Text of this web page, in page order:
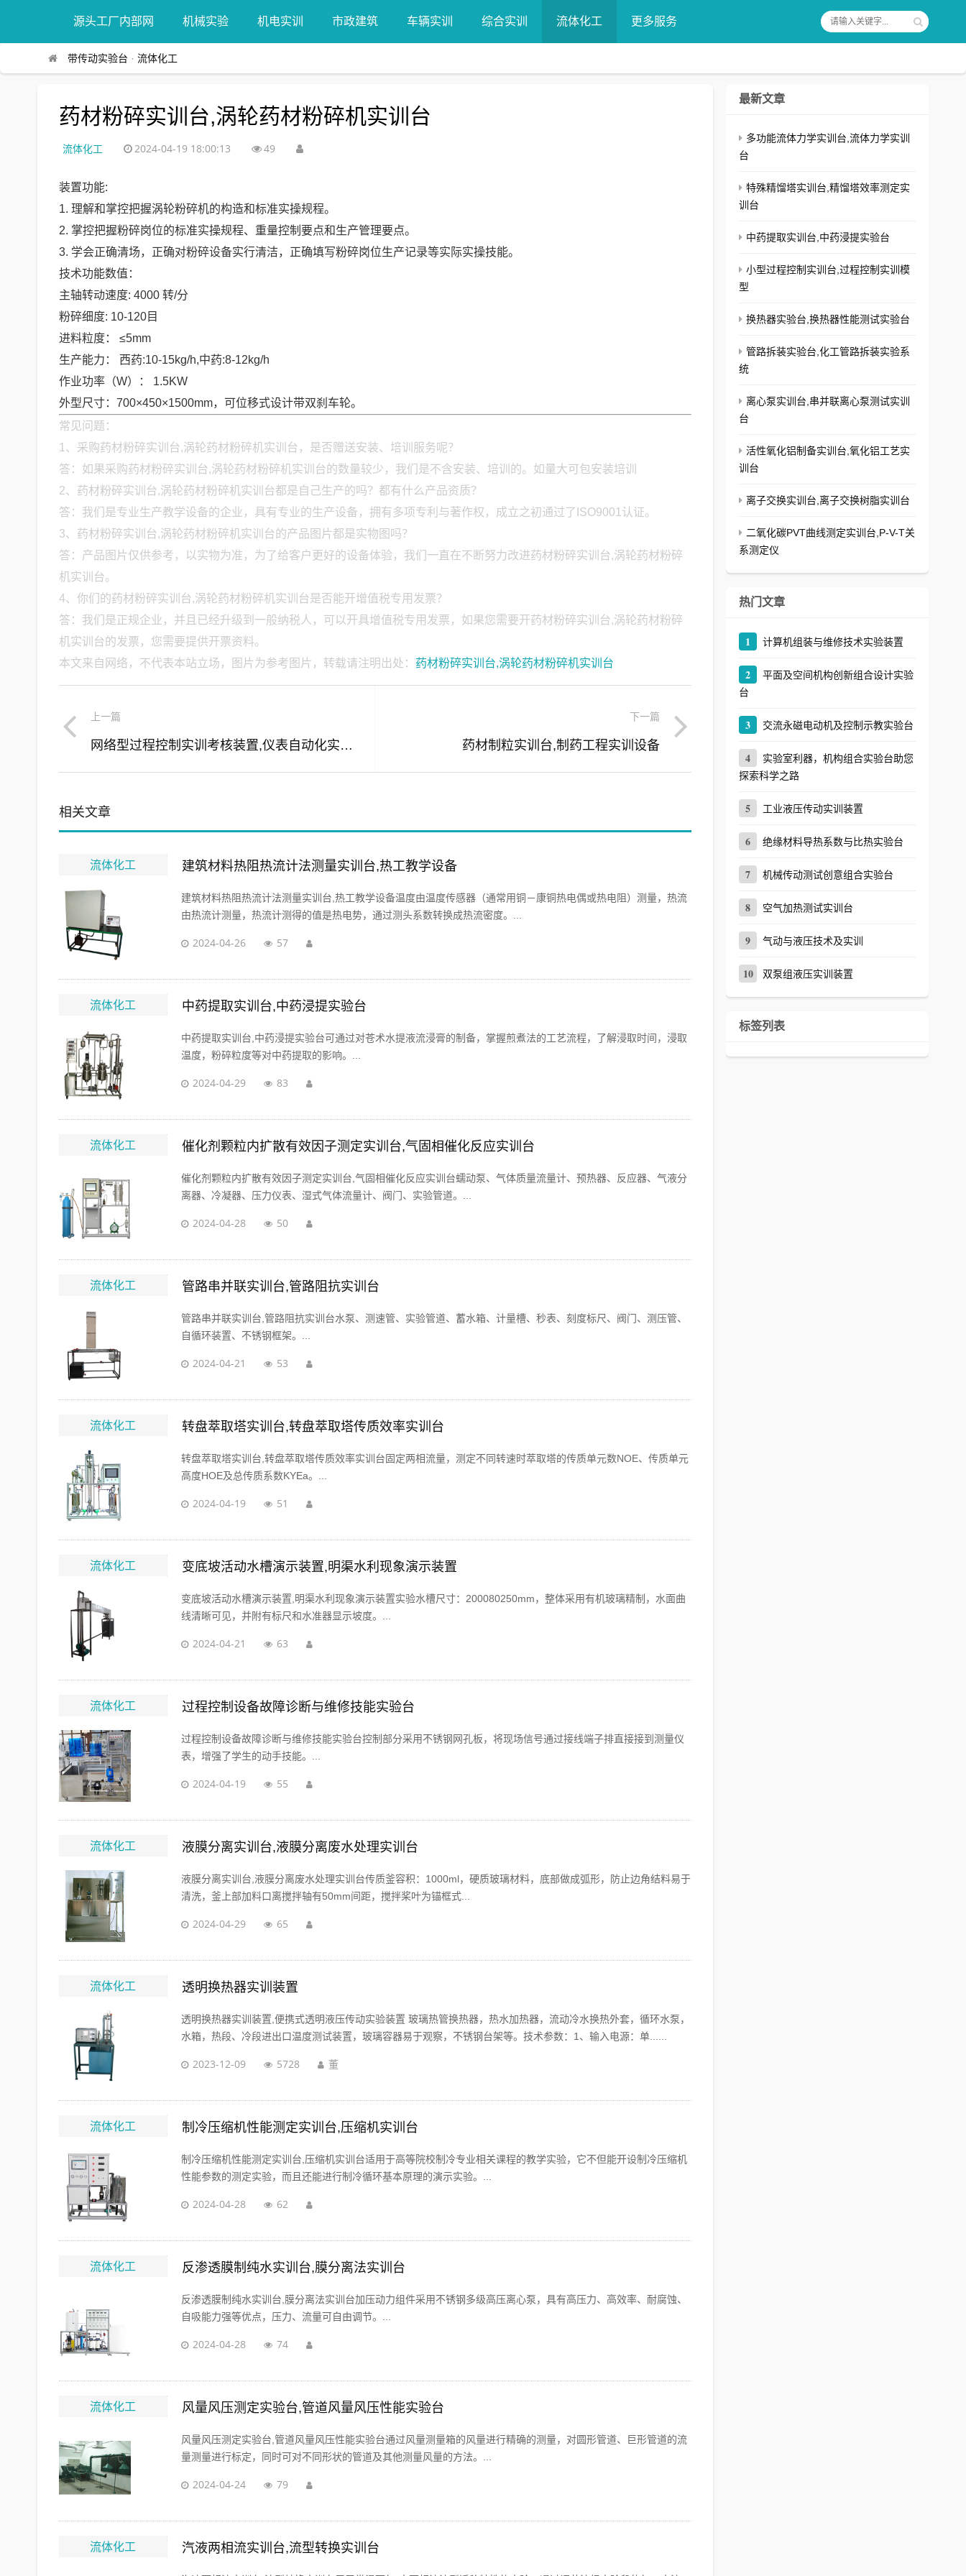
源头工厂内部网 机械实验 机电实训 市政建筑 车辆实训 综合实训 流体化工 更多服务
带传动实验台 · 流体化工
药材粉碎实训台,涡轮药材粉碎机实训台
流体化工 2024-04-19 18:00:13 49
装置功能:
1. 理解和掌控把握涡轮粉碎机的构造和标准实操规程。
2. 掌控把握粉碎岗位的标准实操规程、重量控制要点和生产管理要点。
3. 学会正确清场，正确对粉碎设备实行清洁，正确填写粉碎岗位生产记录等实际实操技能。
技术功能数值：
主轴转动速度: 4000 转/分
粉碎细度: 10-120目
进料粒度： ≤5mm
生产能力： 西药:10-15kg/h,中药:8-12kg/h
作业功率（W）： 1.5KW
外型尺寸：700×450×1500mm，可位移式设计带双刹车轮。
常见问题：
1、采购药材粉碎实训台,涡轮药材粉碎机实训台，是否赠送安装、培训服务呢？
答：如果采购药材粉碎实训台,涡轮药材粉碎机实训台的数量较少，我们是不含安装、培训的。如量大可包安装培训
2、药材粉碎实训台,涡轮药材粉碎机实训台都是自己生产的吗？都有什么产品资质？
答：我们是专业生产教学设备的企业，具有专业的生产设备，拥有多项专利与著作权，成立之初通过了ISO9001认证。
3、药材粉碎实训台,涡轮药材粉碎机实训台的产品图片都是实物图吗？
答：产品图片仅供参考，以实物为准，为了给客户更好的设备体验，我们一直在不断努力改进药材粉碎实训台,涡轮药材粉碎
机实训台。
4、你们的药材粉碎实训台,涡轮药材粉碎机实训台是否能开增值税专用发票？
答：我们是正规企业，并且已经升级到一般纳税人，可以开具增值税专用发票，如果您需要开药材粉碎实训台,涡轮药材粉碎
机实训台的发票，您需要提供开票资料。
本文来自网络，不代表本站立场，图片为参考图片，转载请注明出处： 药材粉碎实训台,涡轮药材粉碎机实训台
上一篇
网络型过程控制实训考核装置,仪表自动化实训台
下一篇
药材制粒实训台,制药工程实训设备
相关文章
流体化工 建筑材料热阻热流计法测量实训台,热工教学设备
建筑材料热阻热流计法测量实训台,热工教学设备温度由温度传感器（通常用铜－康铜热电偶或热电阻）测量，热流
由热流计测量，热流计测得的值是热电势，通过测头系数转换成热流密度。...
2024-04-26 57
流体化工 中药提取实训台,中药浸提实验台
中药提取实训台,中药浸提实验台可通过对苍术水提液流浸膏的制备，掌握煎煮法的工艺流程，了解浸取时间，浸取
温度，粉碎粒度等对中药提取的影响。...
2024-04-29 83
流体化工 催化剂颗粒内扩散有效因子测定实训台,气固相催化反应实训台
催化剂颗粒内扩散有效因子测定实训台,气固相催化反应实训台蠕动泵、气体质量流量计、预热器、反应器、气液分
离器、冷凝器、压力仪表、湿式气体流量计、阀门、实验管道。...
2024-04-28 50
流体化工 管路串并联实训台,管路阻抗实训台
管路串并联实训台,管路阻抗实训台水泵、测速管、实验管道、蓄水箱、计量槽、秒表、刻度标尺、阀门、测压管、
自循环装置、不锈钢框架。...
2024-04-21 53
流体化工 转盘萃取塔实训台,转盘萃取塔传质效率实训台
转盘萃取塔实训台,转盘萃取塔传质效率实训台固定两相流量，测定不同转速时萃取塔的传质单元数NOE、传质单元
高度HOE及总传质系数KYEa。...
2024-04-19 51
流体化工 变底坡活动水槽演示装置,明渠水利现象演示装置
变底坡活动水槽演示装置,明渠水利现象演示装置实验水槽尺寸：200080250mm，整体采用有机玻璃精制，水面曲
线清晰可见，并附有标尺和水准器显示坡度。...
2024-04-21 63
流体化工 过程控制设备故障诊断与维修技能实验台
过程控制设备故障诊断与维修技能实验台控制部分采用不锈钢网孔板，将现场信号通过接线端子排直接接到测量仪
表，增强了学生的动手技能。...
2024-04-19 55
流体化工 液膜分离实训台,液膜分离废水处理实训台
液膜分离实训台,液膜分离废水处理实训台传质釜容积：1000ml，硬质玻璃材料，底部做成弧形，防止边角结料易于
清洗，釜上部加料口离搅拌轴有50mm间距，搅拌桨叶为锚框式...
2024-04-29 65
流体化工 透明换热器实训装置
透明换热器实训装置,便携式透明液压传动实验装置 玻璃热管换热器，热水加热器，流动冷水换热外套，循环水泵，
水箱，热段、冷段进出口温度测试装置，玻璃容器易于观察，不锈钢台架等。技术参数：1、输入电源：单......
2023-12-09 5728 董
流体化工 制冷压缩机性能测定实训台,压缩机实训台
制冷压缩机性能测定实训台,压缩机实训台适用于高等院校制冷专业相关课程的教学实验，它不但能开设制冷压缩机
性能参数的测定实验，而且还能进行制冷循环基本原理的演示实验。...
2024-04-28 62
流体化工 反渗透膜制纯水实训台,膜分离法实训台
反渗透膜制纯水实训台,膜分离法实训台加压动力组件采用不锈钢多级高压离心泵，具有高压力、高效率、耐腐蚀、
自吸能力强等优点，压力、流量可自由调节。...
2024-04-28 74
流体化工 风量风压测定实验台,管道风量风压性能实验台
风量风压测定实验台,管道风量风压性能实验台通过风量测量箱的风量进行精确的测量，对圆形管道、巨形管道的流
量测量进行标定，同时可对不同形状的管道及其他测量风量的方法。...
2024-04-24 79
流体化工 汽液两相流实训台,流型转换实训台
最新文章
多功能流体力学实训台,流体力学实训
台
特殊精馏塔实训台,精馏塔效率测定实
训台
中药提取实训台,中药浸提实验台
小型过程控制实训台,过程控制实训模
型
换热器实验台,换热器性能测试实验台
管路拆装实验台,化工管路拆装实验系
统
离心泵实训台,串并联离心泵测试实训
台
活性氧化铝制备实训台,氧化铝工艺实
训台
离子交换实训台,离子交换树脂实训台
二氧化碳PVT曲线测定实训台,P-V-T关
系测定仪
热门文章
1 计算机组装与维修技术实验装置
2
平面及空间机构创新组合设计实验
台
3 交流永磁电动机及控制示教实验台
4
实验室利器，机构组合实验台助您
探索科学之路
5 工业液压传动实训装置
6 绝缘材料导热系数与比热实验台
7 机械传动测试创意组合实验台
8 空气加热测试实训台
9 气动与液压技术及实训
10 双泵组液压实训装置
标签列表